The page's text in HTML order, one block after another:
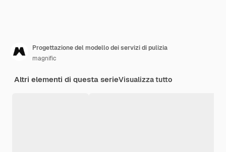
Progettazione del modello dei servizi di pulizia
magnific
Altri elementi di questa serieVisualizza tutto